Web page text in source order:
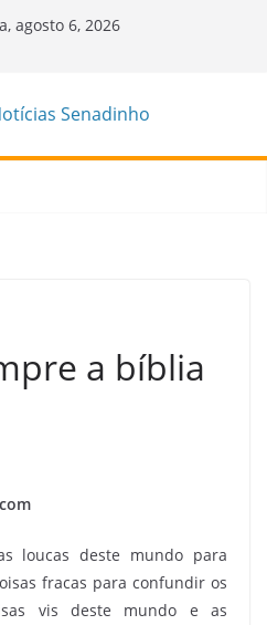
agosto 6, 2026
a bíblia
loucas deste mundo para
fracas para confundir os
vis deste mundo e as